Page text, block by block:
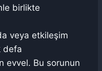
birlikte
veya etkileşim
defa
evvel. Bu sorunun